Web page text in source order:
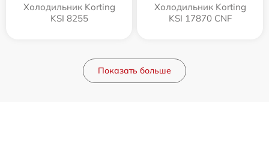
Холодильник Korting
KSI 8255
Холодильник Korting
KSI 17870 CNF
Показать больше